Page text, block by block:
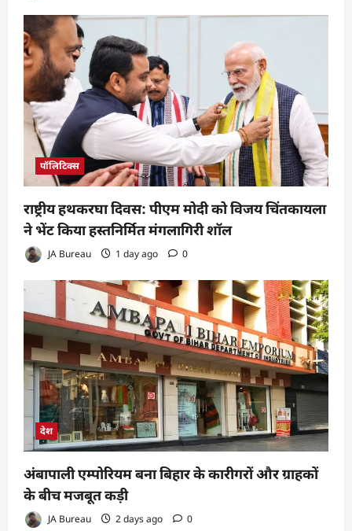
पॉलिटिक्स
राष्ट्रीय हथकरघा दिवस: पीएम मोदी को विजय चिंतकायला
ने भेंट किया हस्तनिर्मित मंगलागिरी शॉल
JA Bureau 1 day ago 0
देश
अंबापाली एम्पोरियम बना बिहार के कारीगरों और ग्राहकों
के बीच मजबूत कड़ी
JA Bureau 2 days ago 0